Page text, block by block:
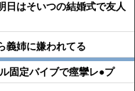
日はそいつの結婚式で友人
義姉に嫌われてる
固定バイブで痙攣レ●︎プ